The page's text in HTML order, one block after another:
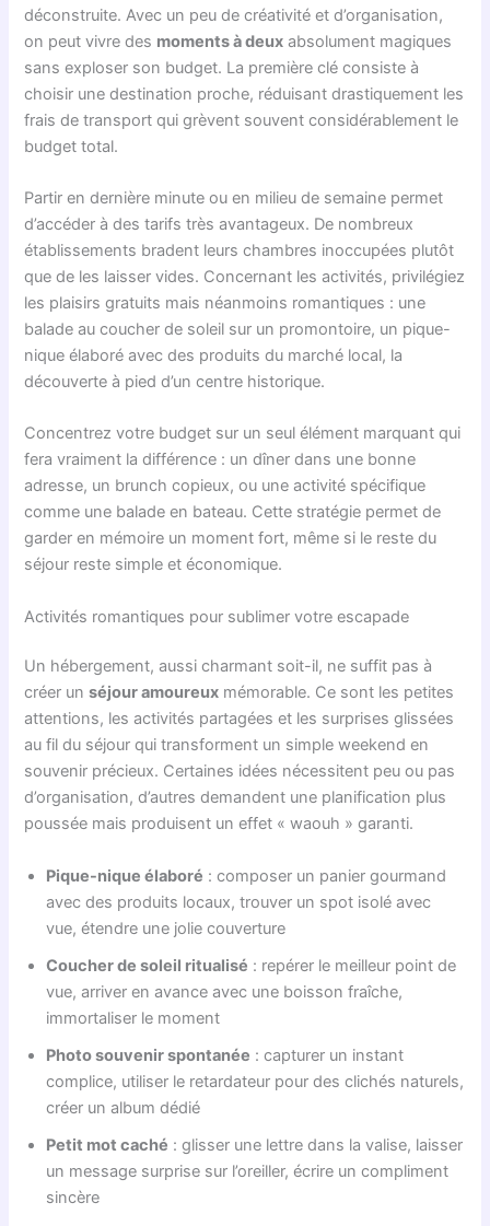
déconstruite. Avec un peu de créativité et d’organisation,
on peut vivre des moments à deux absolument magiques
sans exploser son budget. La première clé consiste à
choisir une destination proche, réduisant drastiquement les
frais de transport qui grèvent souvent considérablement le
budget total.
Partir en dernière minute ou en milieu de semaine permet
d’accéder à des tarifs très avantageux. De nombreux
établissements bradent leurs chambres inoccupées plutôt
que de les laisser vides. Concernant les activités, privilégiez
les plaisirs gratuits mais néanmoins romantiques : une
balade au coucher de soleil sur un promontoire, un pique-
nique élaboré avec des produits du marché local, la
découverte à pied d’un centre historique.
Concentrez votre budget sur un seul élément marquant qui
fera vraiment la différence : un dîner dans une bonne
adresse, un brunch copieux, ou une activité spécifique
comme une balade en bateau. Cette stratégie permet de
garder en mémoire un moment fort, même si le reste du
séjour reste simple et économique.
Activités romantiques pour sublimer votre escapade
Un hébergement, aussi charmant soit-il, ne suffit pas à
créer unséjour amoureux mémorable. Ce sont les petites
attentions, les activités partagées et les surprises glissées
au fil du séjour qui transforment un simple weekend en
souvenir précieux. Certaines idées nécessitent peu ou pas
d’organisation, d’autres demandent une planification plus
poussée mais produisent un effet « waouh » garanti.
Pique-nique élaboré : composer un panier gourmand
avec des produits locaux, trouver un spot isolé avec
vue, étendre une jolie couverture
Coucher de soleil ritualisé : repérer le meilleur point de
vue, arriver en avance avec une boisson fraîche,
immortaliser le moment
Photo souvenir spontanée : capturer un instant
complice, utiliser le retardateur pour des clichés naturels,
créer un album dédié
Petit mot caché : glisser une lettre dans la valise, laisser
un message surprise sur l’oreiller, écrire un compliment
sincère